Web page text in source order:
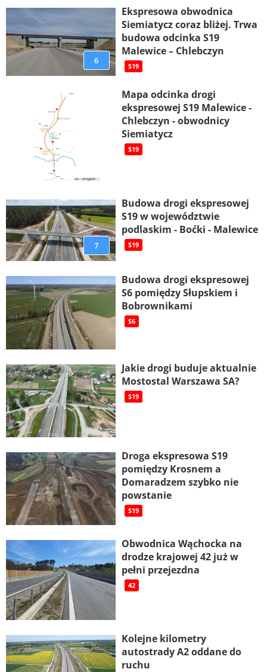
6
Ekspresowa obwodnica
Siemiatycz coraz bliżej. Trwa
budowa odcinka S19
Malewice – Chlebczyn
S19
Mapa odcinka drogi
ekspresowej S19 Malewice -
Chlebczyn - obwodnicy
Siemiatycz
S19
7
Budowa drogi ekspresowej
S19 w województwie
podlaskim - Boćki - Malewice
S19
Budowa drogi ekspresowej
S6 pomiędzy Słupskiem i
Bobrownikami
S6
Jakie drogi buduje aktualnie
Mostostal Warszawa SA?
S19
Droga ekspresowa S19
pomiędzy Krosnem a
Domaradzem szybko nie
powstanie
S19
Obwodnica Wąchocka na
drodze krajowej 42 już w
pełni przejezdna
42
Kolejne kilometry
autostrady A2 oddane do
ruchu